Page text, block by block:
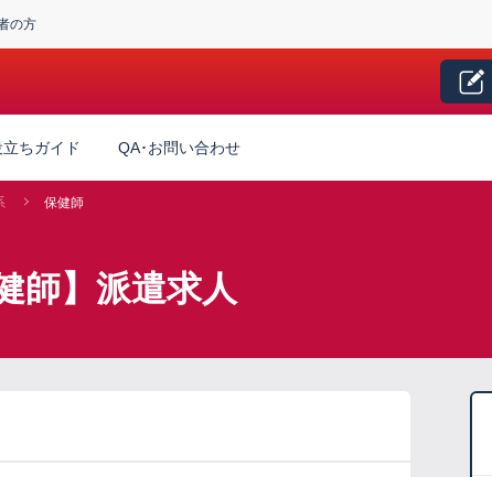
の方
立ちガイド QA･お問い合わせ
保健師
師】派遣求人